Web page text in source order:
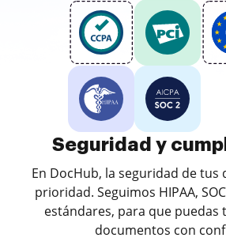
Seguridad y
En DocHub, la seguridad de tus
prioridad. Seguimos HIPAA,
estándares, para que puedas
documentos con